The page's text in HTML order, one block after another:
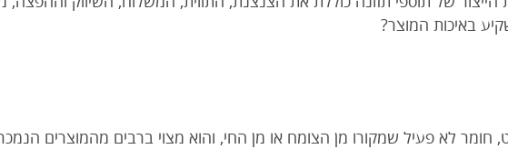
באיכות המוצר?
חומר לא פעיל שמקורו מן הצומח או מן החי, והוא מצוי ברבים מהמוצרים